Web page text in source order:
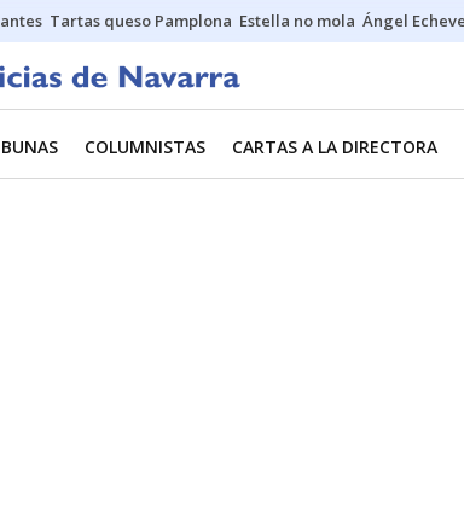
Tartas queso Pamplona Estella no mola Ángel
COLUMNISTAS CARTAS A LA DIRECTORA